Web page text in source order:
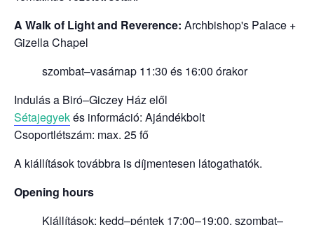
A Walk of Light and Reverence: Archbishop's Palace +
Gizella Chapel
szombat–vasárnap 11:30 és 16:00 órakor
Indulás a Biró–Giczey Ház elől
Sétajegyekés információ: Ajándékbolt
Csoportlétszám: max. 25 fő
A kiállítások továbbra is díjmentesen látogathatók.
Opening hours
Kiállítások: kedd–péntek 17:00–19:00, szombat–